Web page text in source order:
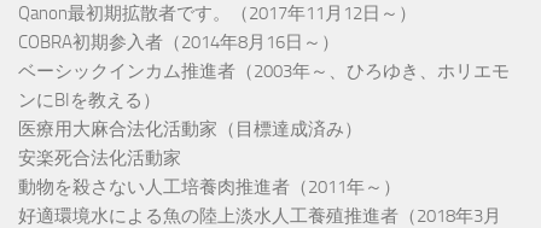
Qanon最初期拡散者です。（2017年11月12日～）
COBRA初期参入者（2014年8月16日～）
ベーシックインカム推進者（2003年～、ひろゆき、ホリエモ
ンにBIを教える）
医療用大麻合法化活動家（目標達成済み）
安楽死合法化活動家
動物を殺さない人工培養肉推進者（2011年～）
好適環境水による魚の陸上淡水人工養殖推進者（2018年3月